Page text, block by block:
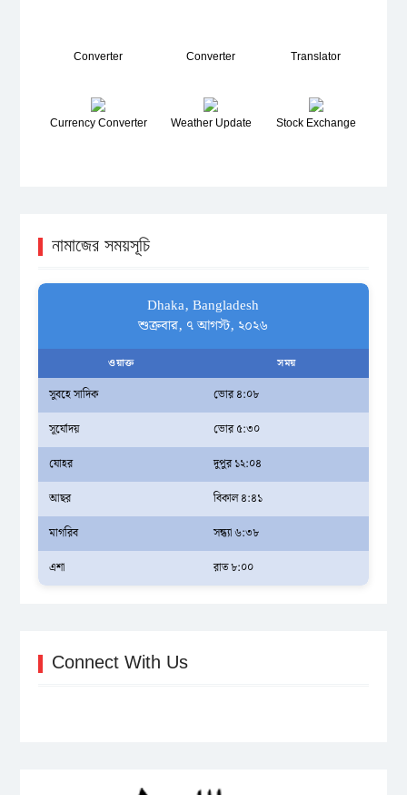
Converter Converter Translator
Currency Converter Weather Update Stock Exchange
নামাজের সময়সূচি
Dhaka, Bangladesh
শুক্রবার, ৭ আগস্ট, ২০২৬
ওয়াক্ত সময়
সুবহে সাদিক
ভোর ৪:০৮
সূর্যোদয়
ভোর ৫:৩০
যোহর
দুপুর ১২:০৪
আছর
বিকাল ৪:৪১
মাগরিব
সন্ধ্যা ৬:৩৮
এশা
রাত ৮:০০
Connect With Us